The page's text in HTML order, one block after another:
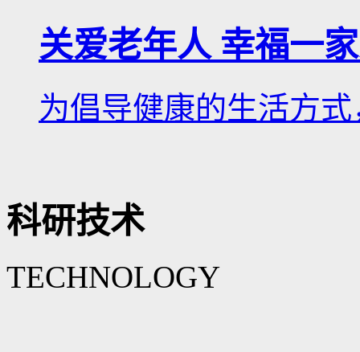
关爱老年人 幸福一
为倡导健康的生活方
科研技术
TECHNOLOGY